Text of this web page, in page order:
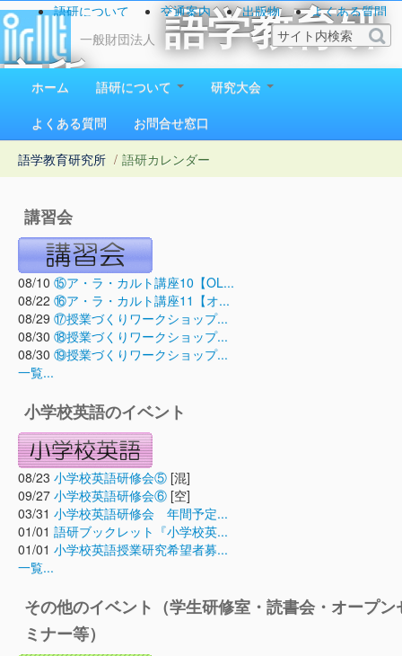
一般財団法人
語学教育研
究所
1923（大正12）年創立
語研について 交通案内 出版物
よくある質問
お問い合わせ
ホーム 語研について
研究大会
よくある質問
お問合せ窓口
語学教育研究所 / 語研カレンダー
講習会
08/10 ⑮ア・ラ・カルト講座10【OL...
08/22 ⑯ア・ラ・カルト講座11【オ...
08/29 ⑰授業づくりワークショップ...
08/30 ⑱授業づくりワークショップ...
08/30 ⑲授業づくりワークショップ...
一覧...
小学校英語のイベント
08/23 小学校英語研修会⑤ [混]
09/27 小学校英語研修会⑥ [空]
03/31 小学校英語研修会 年間予定...
01/01 語研ブックレット『小学校英...
01/01 小学校英語授業研究希望者募...
一覧...
その他のイベント（学生研修室・読書会・オープン
ミナー等）